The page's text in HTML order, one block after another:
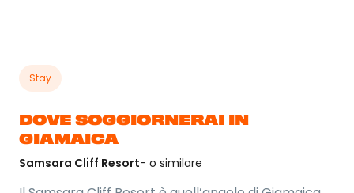
Stay
DOVE SOGGIORNERAI IN
GIAMAICA
Samsara Cliff Resort- o similare